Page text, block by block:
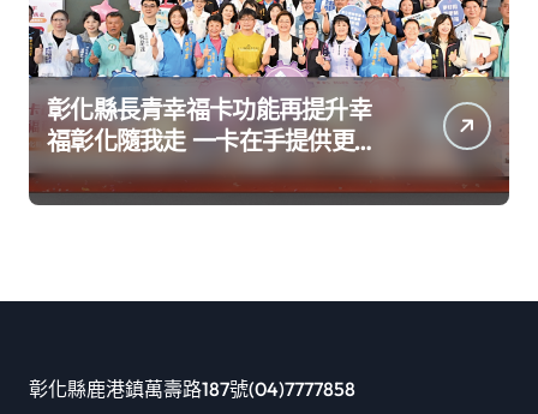
彰化縣長青幸福卡功能再提升幸
福彰化隨我走 一卡在手提供更完
善及貼近生活的福利服務
彰化縣鹿港鎮萬壽路187號(04)7777858